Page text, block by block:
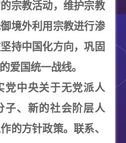
宗教活动，维护宗教
境外利用宗教进行渗
持中国化方向，巩固
爱国统一战线。
党中央关于无党派人
子、新的社会阶层人
的方针政策。联系、